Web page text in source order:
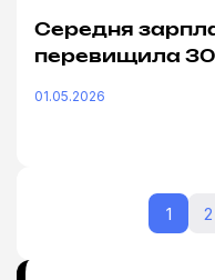
Середня
перевищила 30
01.05.2026
1 2